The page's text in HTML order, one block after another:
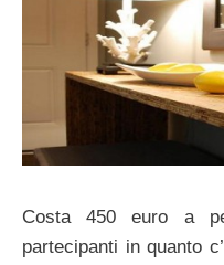
Costa 450 euro a
partecipanti in quanto